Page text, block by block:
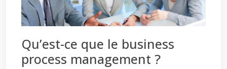
Qu’est-ce que le business
process management ?